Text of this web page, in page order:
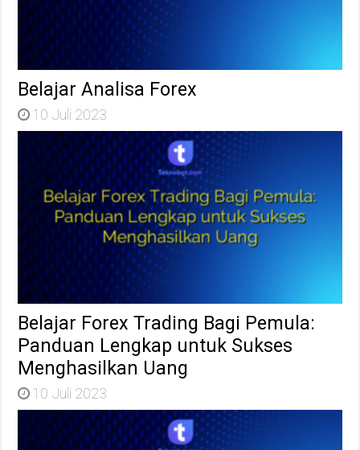
Belajar Analisa Forex
10 Juli 2023
Belajar Forex Trading Bagi Pemula:
Panduan Lengkap untuk Sukses
Menghasilkan Uang
10 Juli 2023